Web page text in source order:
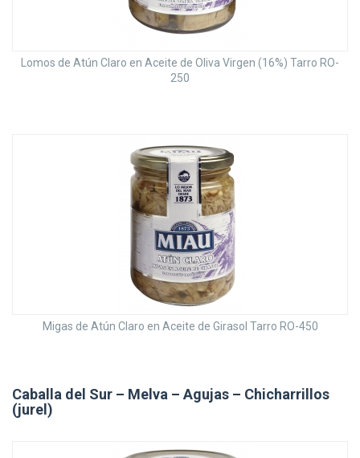
Lomos de Atún Claro en Aceite de Oliva Virgen (16%) Tarro RO-
250
Migas de Atún Claro en Aceite de Girasol Tarro RO-450
Caballa del Sur – Melva – Agujas – Chicharrillos
(jurel)